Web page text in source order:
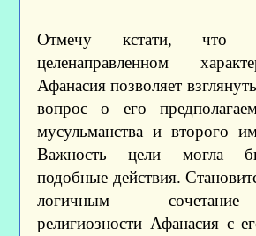
Отмечу кстати, что
целенаправленном
Афанасия позволяет
вопрос о его
мусульманства и второго
Важность цели могла
подобные действия.
логичным
религиозности Афанасия с